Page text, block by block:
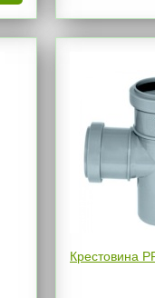
Крестовина